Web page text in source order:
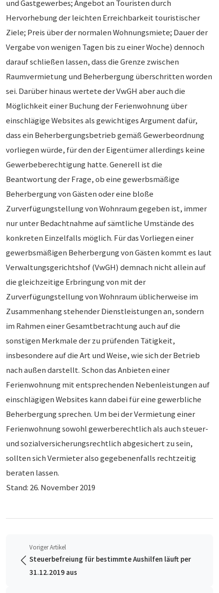
und Gastgewerbes; Angebot an Touristen durch
Hervorhebung der leichten Erreichbarkeit touristischer
Ziele; Preis über der normalen Wohnungsmiete; Dauer der
Vergabe von wenigen Tagen bis zu einer Woche) dennoch
darauf schließen lassen, dass die Grenze zwischen
Raumvermietung und Beherbergung überschritten worden
sei. Darüber hinaus wertete der VwGH aber auch die
Möglichkeit einer Buchung der Ferienwohnung über
einschlägige Websites als gewichtiges Argument dafür,
dass ein Beherbergungsbetrieb gemäß Gewerbeordnung
vorliegen würde, für den der Eigentümer allerdings keine
Gewerbeberechtigung hatte. Generell ist die
Beantwortung der Frage, ob eine gewerbsmäßige
Beherbergung von Gästen oder eine bloße
Zurverfügungstellung von Wohnraum gegeben ist, immer
nur unter Bedachtnahme auf sämtliche Umstände des
konkreten Einzelfalls möglich. Für das Vorliegen einer
gewerbsmäßigen Beherbergung von Gästen kommt es laut
Verwaltungsgerichtshof (VwGH) demnach nicht allein auf
die gleichzeitige Erbringung von mit der
Zurverfügungstellung von Wohnraum üblicherweise im
Zusammenhang stehender Dienstleistungen an, sondern
im Rahmen einer Gesamtbetrachtung auch auf die
sonstigen Merkmale der zu prüfenden Tätigkeit,
insbesondere auf die Art und Weise, wie sich der Betrieb
nach außen darstellt. Schon das Anbieten einer
Ferienwohnung mit entsprechenden Nebenleistungen auf
einschlägigen Websites kann dabei für eine gewerbliche
Beherbergung sprechen. Um bei der Vermietung einer
Ferienwohnung sowohl gewerberechtlich als auch steuer-
und sozialversicherungsrechtlich abgesichert zu sein,
sollten sich Vermieter also gegebenenfalls rechtzeitig
beraten lassen.
Stand: 26. November 2019
Voriger Artikel
Steuerbefreiung für bestimmte Aushilfen läuft per
31.12.2019 aus